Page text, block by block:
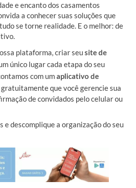
e encanto dos casamentos
a conhecer suas soluções que
se torne realidade. E o melhor: de
plataforma, criar seusite de
único lugar cada etapa do seu
com umaplicativo de
que você gerencie sua
de convidados pelo celular ou
e descomplique a organização do seu